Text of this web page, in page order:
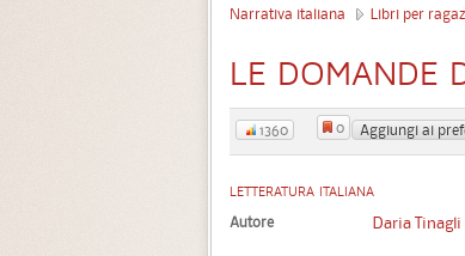
Narrativa italiana Libri per
LE DOMANDE
1360 0 Aggiungi ai
LETTERATURA ITALIANA
Autore Daria Tinagli